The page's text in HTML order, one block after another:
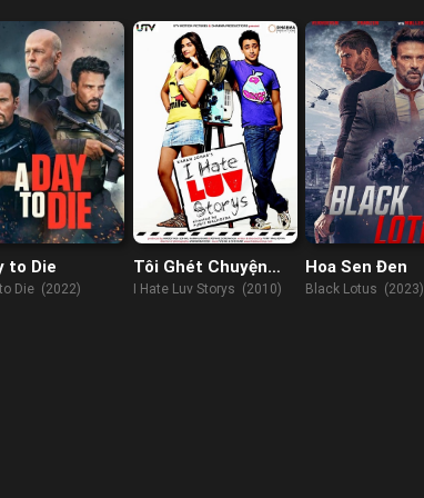
to Die
Die (2022)
Tôi Ghét Chuyện
Tình Yêu
I Hate Luv Storys (2010)
Hoa Sen Đen
Black Lotus (2023)